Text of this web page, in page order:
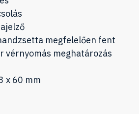
megfelelően fent
vérnyomás meghatározás
x 60 mm